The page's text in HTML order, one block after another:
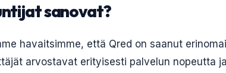
sanovat?
havaitsimme, että Qred on saanut
arvostavat erityisesti palvelun nopeutta